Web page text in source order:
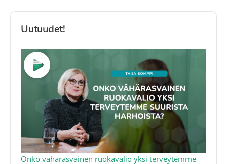
Uutuudet!
Onko vähärasvainen ruokavalio yksi terveytemme